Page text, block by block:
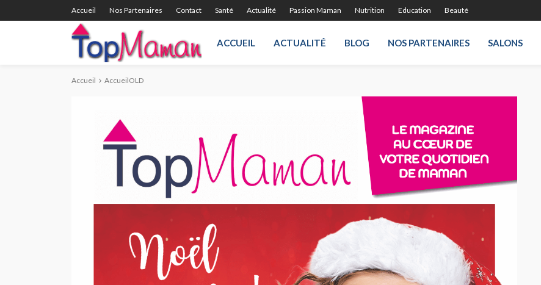
Accueil Nos Partenaires Contact Santé Actualité Passion Maman Nutrition Education Beauté
ACCUEIL ACTUALITÉ BLOG NOS PARTENAIRES SALONS
Accueil AccueilOLD